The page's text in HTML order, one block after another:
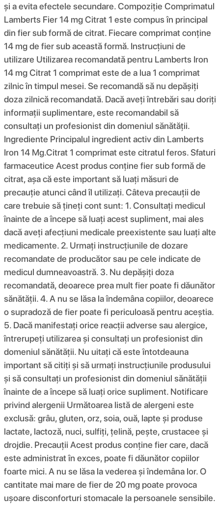
și a evita efectele secundare. Compoziţie Comprimatul
Lamberts Fier 14 mg Citrat 1 este compus în principal
din fier sub formă de citrat. Fiecare comprimat conține
14 mg de fier sub această formă. Instrucțiuni de
utilizare Utilizarea recomandată pentru Lamberts Iron
14 mg Citrat 1 comprimat este de a lua 1 comprimat
zilnic în timpul mesei. Se recomandă să nu depășiți
doza zilnică recomandată. Dacă aveți întrebări sau doriți
informații suplimentare, este recomandabil să
consultați un profesionist din domeniul sănătății.
Ingrediente Principalul ingredient activ din Lamberts
Iron 14 Mg.Citrat 1 comprimat este citratul feros. Sfaturi
farmaceutice Acest produs conține fier sub formă de
citrat, așa că este important să luați măsuri de
precauție atunci când îl utilizați. Câteva precauții de
care trebuie să țineți cont sunt: 1. Consultați medicul
înainte de a începe să luați acest supliment, mai ales
dacă aveți afecțiuni medicale preexistente sau luați alte
medicamente. 2. Urmați instrucțiunile de dozare
recomandate de producător sau pe cele indicate de
medicul dumneavoastră. 3. Nu depășiți doza
recomandată, deoarece prea mult fier poate fi dăunător
sănătății. 4. A nu se lăsa la îndemâna copiilor, deoarece
o supradoză de fier poate fi periculoasă pentru aceștia.
5. Dacă manifestați orice reacții adverse sau alergice,
întrerupeți utilizarea și consultați un profesionist din
domeniul sănătății. Nu uitați că este întotdeauna
important să citiți și să urmați instrucțiunile produsului
și să consultați un profesionist din domeniul sănătății
înainte de a începe să luați orice supliment. Notificare
privind alergenii Următoarea listă de alergeni este
exclusă: grâu, gluten, orz, soia, ouă, lapte și produse
lactate, lactoză, nuci, sulfiți, țelină, pește, crustacee și
drojdie. Precauții Acest produs conține fier care, dacă
este administrat în exces, poate fi dăunător copiilor
foarte mici. A nu se lăsa la vederea și îndemâna lor. O
cantitate mai mare de fier de 20 mg poate provoca
ușoare disconforturi stomacale la persoanele sensibile.